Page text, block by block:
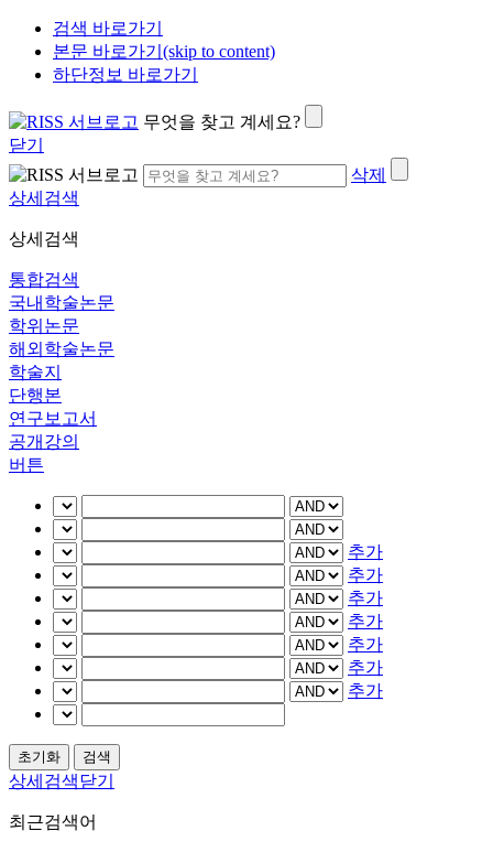
검색 바로가기
본문 바로가기(skip to content)
하단정보 바로가기
무엇을 찾고 계세요?
닫기
삭제
상세검색
상세검색
통합검색
국내학술논문
학위논문
해외학술논문
학술지
단행본
연구보고서
공개강의
버튼
추가
추가
추가
추가
추가
추가
추가
상세검색닫기
최근검색어